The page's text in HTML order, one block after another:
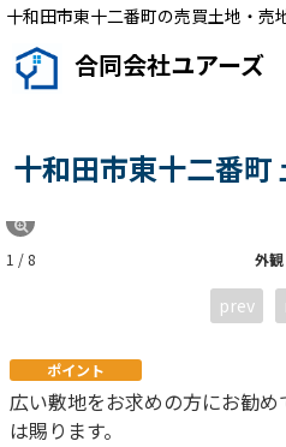
十和田市東十二番町の売買土地・売
合同会社ユアーズ
十和田市東十二番町
外観
1 / 8
prev
ポイント
広い敷地をお求めの方にお勧
は賜ります。